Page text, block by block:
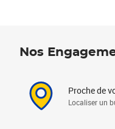
Nos
Proche de
Localiser un